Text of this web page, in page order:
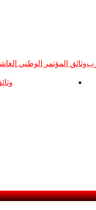
وثائق المؤتمر الوطني